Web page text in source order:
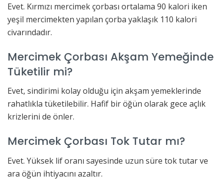
Evet. Kırmızı mercimek çorbası ortalama 90 kalori iken
yeşil mercimekten yapılan çorba yaklaşık 110 kalori
civarındadır.
Mercimek Çorbası Akşam Yemeğinde
Tüketilir mi?
Evet, sindirimi kolay olduğu için akşam yemeklerinde
rahatlıkla tüketilebilir. Hafif bir öğün olarak gece açlık
krizlerini de önler.
Mercimek Çorbası Tok Tutar mı?
Evet. Yüksek lif oranı sayesinde uzun süre tok tutar ve
ara öğün ihtiyacını azaltır.